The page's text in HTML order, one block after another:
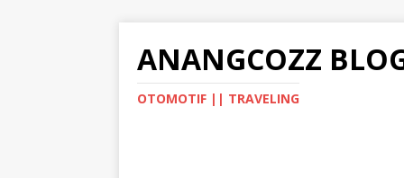
ANANGCOZZ
OTOMOTIF || TRAVELING